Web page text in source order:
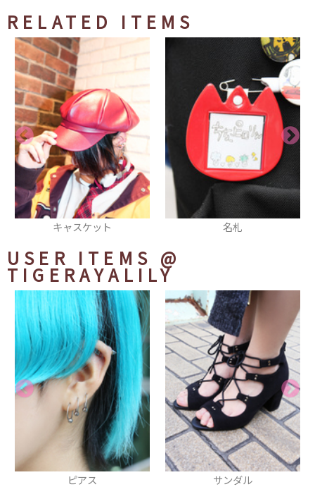
RELATED ITEMS
名札 リング
USER ITEMS @
TIGERAYALILY
サンダル ピアス